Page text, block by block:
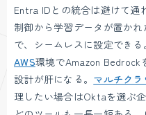
Entra IDとの統合は避けて通
制御から学習データが置か
で、シームレスに設定できる。
AWS環境でAmazon Bedrock
設計が肝になる。 マルチクラ
理したい場合はOktaを選ぶ企